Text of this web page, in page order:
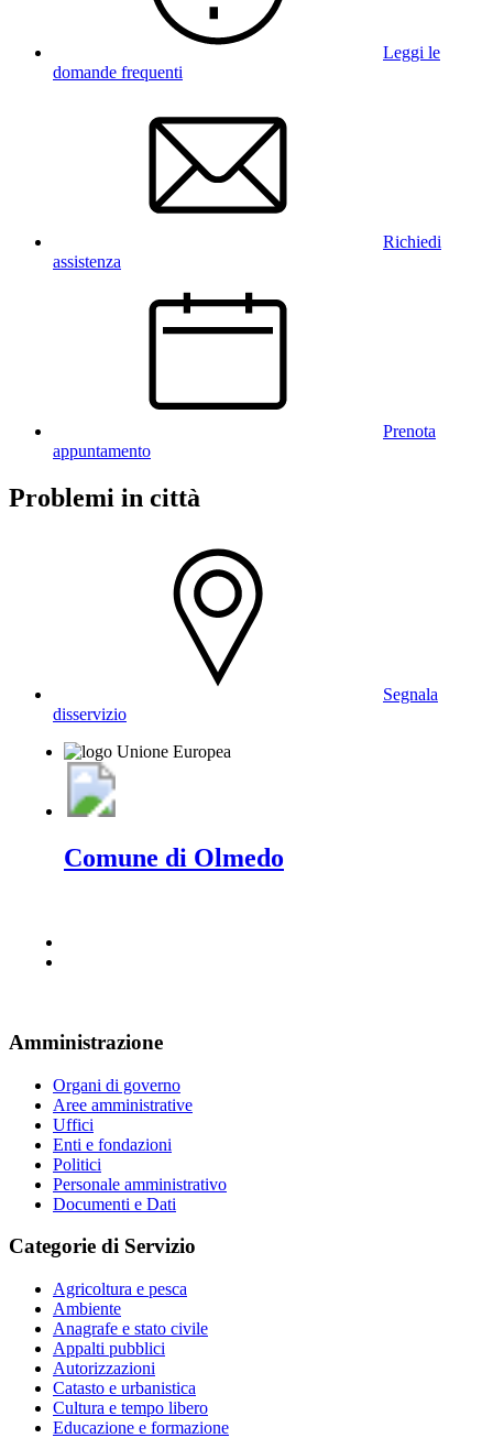
Leggi le
domande frequenti
Richiedi
assistenza
Prenota
appuntamento
Problemi in città
Segnala
disservizio
Comune di Olmedo
Amministrazione
Organi di governo
Aree amministrative
Uffici
Enti e fondazioni
Politici
Personale amministrativo
Documenti e Dati
Categorie di Servizio
Agricoltura e pesca
Ambiente
Anagrafe e stato civile
Appalti pubblici
Autorizzazioni
Catasto e urbanistica
Cultura e tempo libero
Educazione e formazione